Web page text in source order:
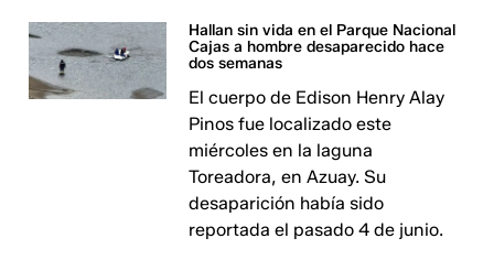
Hallan sin vida en el Parque Nacional
Cajas a hombre desaparecido hace
dos semanas
El cuerpo de Edison Henry Alay
Pinos fue localizado este
miércoles en la laguna
Toreadora, en Azuay. Su
desaparición había sido
reportada el pasado 4 de junio.